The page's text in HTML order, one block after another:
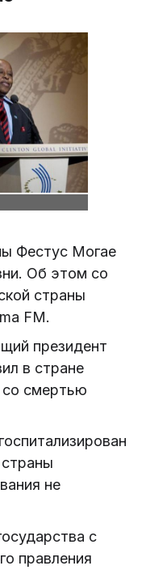
Фестус Могае
Об этом со
страны
FM.
президент
в стране
со смертью
не
с
правления